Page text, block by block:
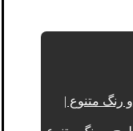
رنگ متنوع |